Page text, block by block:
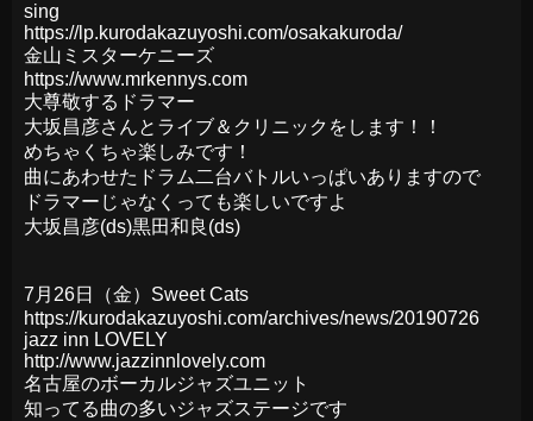
sing
https://lp.kurodakazuyoshi.com/osakakuroda/
金山ミスターケニーズ
https://www.mrkennys.com
大尊敬するドラマー
大坂昌彦さんとライブ＆クリニックをします！！
めちゃくちゃ楽しみです！
曲にあわせたドラム二台バトルいっぱいありますので
ドラマーじゃなくっても楽しいですよ
大坂昌彦(ds)黒田和良(ds)
7月26日（金）Sweet Cats
https://kurodakazuyoshi.com/archives/news/20190726
jazz inn LOVELY
http://www.jazzinnlovely.com
名古屋のボーカルジャズユニット
知ってる曲の多いジャズステージです